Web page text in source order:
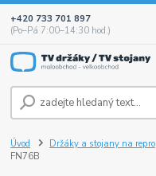
+420 733 701 897
(Po–Pá 7:00–14:30 hod.)
Úvod Držáky a stojany na repro
FN76B